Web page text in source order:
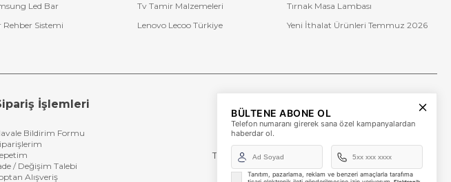
Led Bar Tv Tamir Malzemeleri
Tırnak Masa Lambası
Rehber Sistemi Lenovo Lecoo Türkiye Yeni İthalat Ürünleri Temmuz 2026
İşlemleri
Bildirim Formu
/ Değişim Talebi
Alışveriş
+90 (850) 473 08 08
Tevfik Bey Mah. Dr. Ali Demir Cd. No:51 Kat:2 Kobi İş
Merkezi
Küçükçekmece / İstanbul
BÜLTENE ABONE OL
Telefon numaranı girerek sana özel kampanyalardan
haberdar ol.
Tanıtım, pazarlama, reklam ve benzeri amaçlarla tarafıma